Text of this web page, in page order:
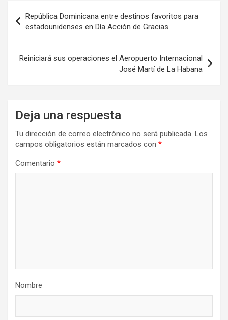
de
entradas
República Dominicana entre destinos favoritos para
estadounidenses en Día Acción de Gracias
Reiniciará sus operaciones el Aeropuerto Internacional
José Martí de La Habana
Deja una respuesta
Tu dirección de correo electrónico no será publicada. Los
campos obligatorios están marcados con *
Comentario *
Nombre